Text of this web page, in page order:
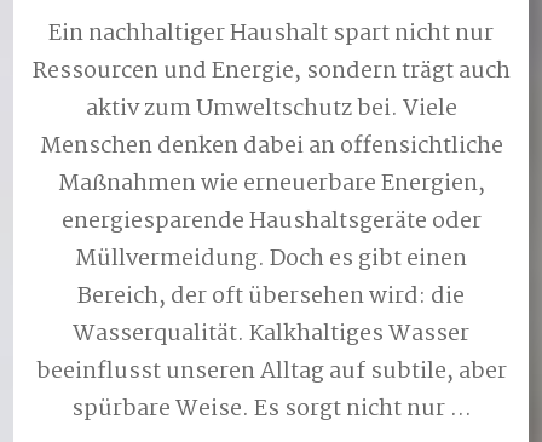
Ein nachhaltiger Haushalt spart nicht nur
Ressourcen und Energie, sondern trägt auch
aktiv zum Umweltschutz bei. Viele
Menschen denken dabei an offensichtliche
Maßnahmen wie erneuerbare Energien,
energiesparende Haushaltsgeräte oder
Müllvermeidung. Doch es gibt einen
Bereich, der oft übersehen wird: die
Wasserqualität. Kalkhaltiges Wasser
beeinflusst unseren Alltag auf subtile, aber
spürbare Weise. Es sorgt nicht nur …